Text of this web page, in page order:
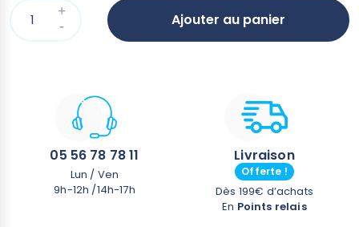
augmenter la
température de l'eau jusqu'à +8°C
Fabriquée en France - Livrée avec sa bachette de
protection - Garantie 1 saison d'été
Ajouter au panier
05 56 78 78 11
Lun / Ven
9h-12h /14h-17h
Livraison
Offerte !
Dès 199€ d’achats
En Points relais